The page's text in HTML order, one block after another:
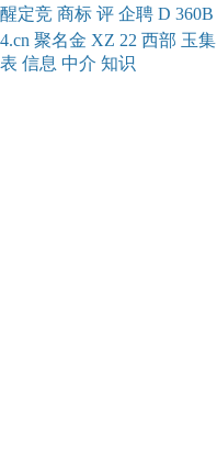
醒定竞 商标 评 企聘 D 360B
4.cn 聚名金 XZ 22 西部 玉集
表 信息 中介 知识